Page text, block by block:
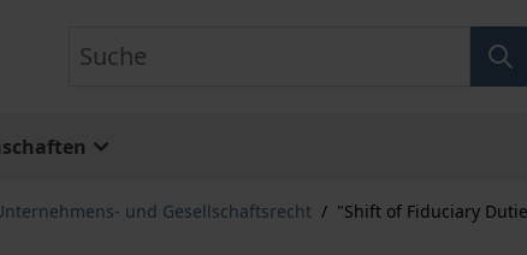
und Gesellschaftsrecht / "Shift of Fiduciary